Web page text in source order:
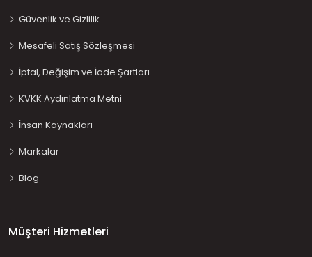
Güvenlik ve Gizlilik
Mesafeli Satış Sözleşmesi
İptal, Değişim ve İade Şartları
KVKK Aydınlatma Metni
İnsan Kaynakları
Markalar
Blog
Müşteri Hizmetleri